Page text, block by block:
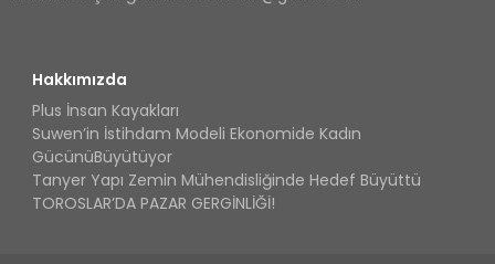
Hakkımızda
Plus İnsan Kayakları
Suwen’in İstihdam Modeli Ekonomide Kadın
GücünüBüyütüyor
Tanyer Yapı Zemin Mühendisliğinde Hedef Büyüttü
TOROSLAR’DA PAZAR GERGİNLİĞİ!